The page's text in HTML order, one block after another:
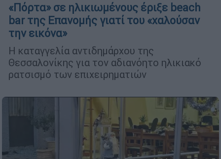
«Πόρτα» σε ηλικιωμένους έριξε beach
bar της Επανομής γιατί του «χαλούσαν
την εικόνα»
Η καταγγελία αντιδημάρχου της
Θεσσαλονίκης για τον αδιανόητο ηλικιακό
ρατσισμό των επιχειρηματιών